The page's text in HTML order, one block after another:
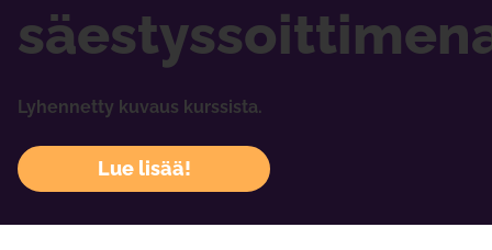
Lyhennetty kuvaus kurssista.
Lue lisää!